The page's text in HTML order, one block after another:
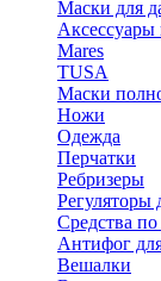
Маски для
Аксессуары
Mares
TUSA
Маски
Ножи
Одежда
Перчатки
Ребризеры
Регуляторы
Средства
Антифог
Вешалки